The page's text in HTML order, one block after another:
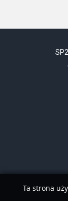
Ta strona